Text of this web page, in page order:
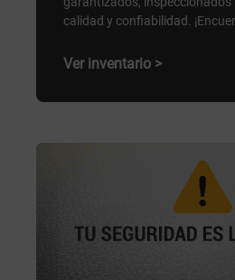
calidad y confiabilidad.
Ver inventario >